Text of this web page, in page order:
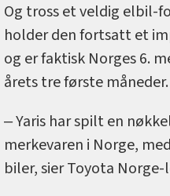
Og tross et veldig elbil-
holder den fortsatt et
og er faktisk Norges 6.
årets tre første måneder.
‒ Yaris har spilt en
merkevaren i Norge,
biler, sier Toyota